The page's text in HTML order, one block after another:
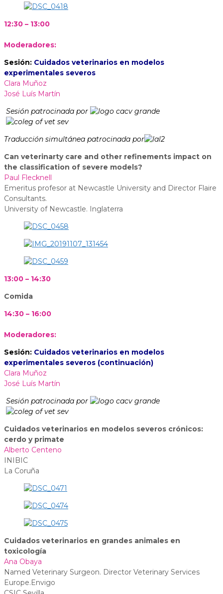
12:30 – 13:00
Moderadores:
Sesión: Cuidados veterinarios en modelos
experimentales severos
Clara Muñoz
José Luís Martín
Sesión patrocinada por
Traducción simultánea patrocinada por
Can veterinarty care and other refinements impact on
the classification of severe models?
Paul Flecknell
Emeritus profesor at Newcastle University and Director Flaire
Consultants.
University of Newcastle. Inglaterra
13:00 – 14:30
Comida
14:30 – 16:00
Moderadores:
Sesión: Cuidados veterinarios en modelos
experimentales severos (continuación)
Clara Muñoz
José Luís Martín
Sesión patrocinada por
Cuidados veterinarios en modelos severos crónicos:
cerdo y primate
Alberto Centeno
INIBIC
La Coruña
Cuidados veterinarios en grandes animales en
toxicología
Ana Obaya
Named Veterinary Surgeon. Director Veterinary Services
Europe.Envigo